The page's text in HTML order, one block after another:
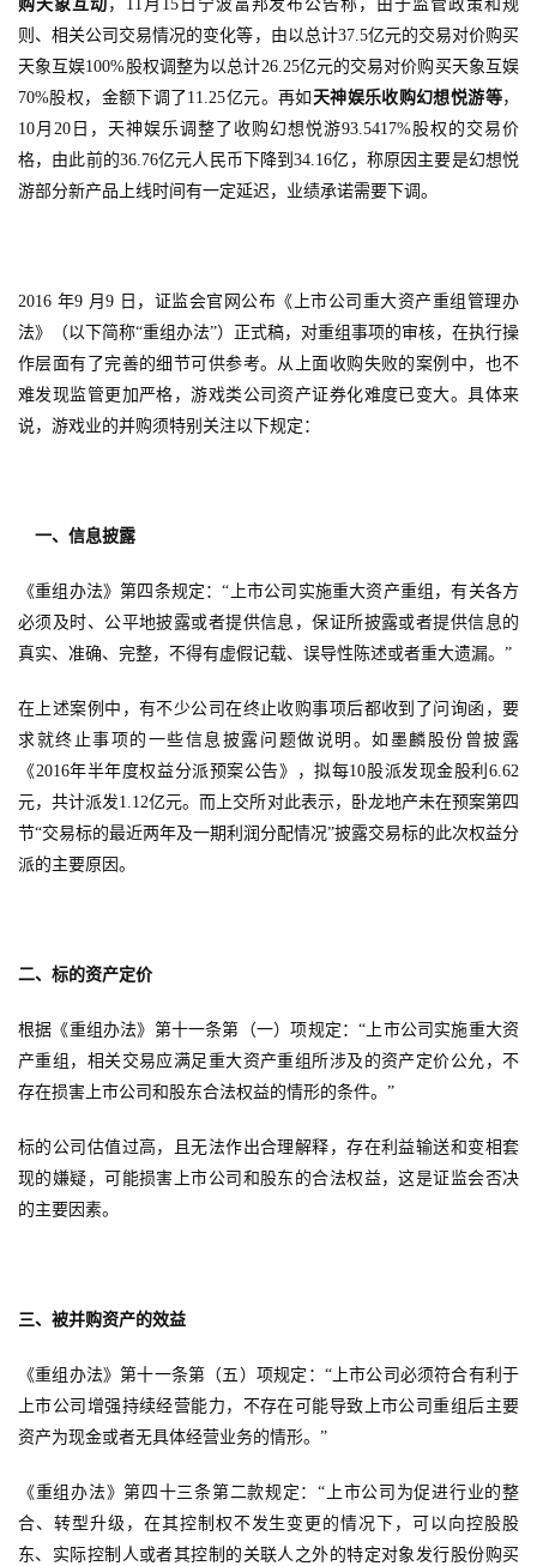
购天象互动 ，11月15日宁波富邦发布公告称，由于监管政策和规
则、相关公司交易情况的变化等，由以总计37.5亿元的交易对价购买
天象互娱100%股权调整为以总计26.25亿元的交易对价购买天象互娱
70%股权，金额下调了11.25亿元。再如 天神娱乐收购幻想悦游等，
10月20日，天神娱乐调整了收购幻想悦游93.5417%股权的交易价
格，由此前的36.76亿元人民币下降到34.16亿，称原因主要是幻想悦
游部分新产品上线时间有一定延迟， 业绩承诺需要下调。
2016 年9 月9 日，证监会官网公布《上市公司重大资产重组管理办
法》（以下简称“重组办法”）正式稿，对重组事项的审核，在执行操
作层面有了完善的细节可供参考。从上面收购失败的案例中，也不
难发现监管更加严格，游戏类公司资产证券化难度已变大。具体来
说，游戏业的并购须特别关注以下规定：
一、信息披露
《重组办法》第四条规定：“上市公司实施重大资产重组，有关各方
必须及时、公平地披露或者提供信息，保证所披露或者提供信息的
真实、准确、完整，不得有虚假记载、误导性陈述或者重大遗漏。”
在上述案例中，有不少公司在终止收购事项后都收到了问询函，要
求就终止事项的一些信息披露问题做说明。如墨麟股份曾披露
《2016年半年度权益分派预案公告》，拟每10股派发现金股利6.62
元，共计派发1.12亿元。而上交所对此表示，卧龙地产未在预案第四
节“交易标的最近两年及一期利润分配情况”披露交易标的此次权益分
派的主要原因。
二、标的资产定价
根据《重组办法》第十一条第（一）项规定：“上市公司实施重大资
产重组，相关交易应满足重大资产重组所涉及的资产定价公允，不
存在损害上市公司和股东合法权益的情形的条件。”
标的公司估值过高，且无法作出合理解释，存在利益输送和变相套
现的嫌疑，可能损害上市公司和股东的合法权益，这是证监会否决
的主要因素。
三、被并购资产的效益
《重组办法》第十一条第（五）项规定：“上市公司必须符合有利于
上市公司增强持续经营能力，不存在可能导致上市公司重组后主要
资产为现金或者无具体经营业务的情形。”
《重组办法》第四十三条第二款规定：“上市公司为促进行业的整
合、转型升级，在其控制权不发生变更的情况下，可以向控股股
东、实际控制人或者其控制的关联人之外的特定对象发行股份购买